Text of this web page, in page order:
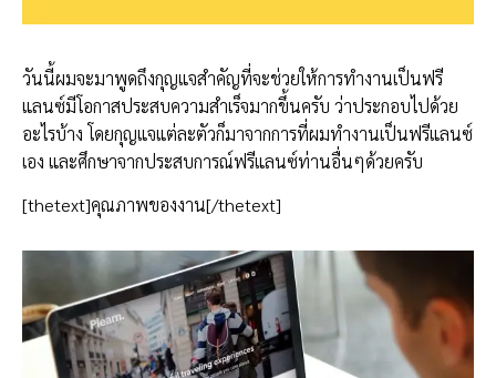
วันนี้ผมจะมาพูดถึงกุญแจสำคัญที่จะช่วยให้การทำงานเป็นฟรี
แลนซ์มีโอกาสประสบความสำเร็จมากขึ้นครับ ว่าประกอบไปด้วย
อะไรบ้าง​ โดยกุญแจแต่ละตัวก็มาจากการที่ผมทำงานเป็นฟรีแลนซ์
เอง และศึกษาจากประสบการณ์ฟรีแลนซ์ท่านอื่นๆด้วยครับ
[thetext]คุณภาพของงาน[/thetext]